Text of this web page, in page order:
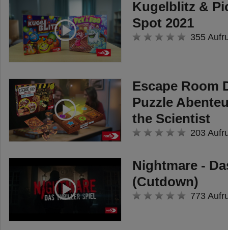
Kugelblitz &
Spot 2021
355
Escape Room
Puzzle
the Scientist
203
Nightmare -
(Cutdown)
773